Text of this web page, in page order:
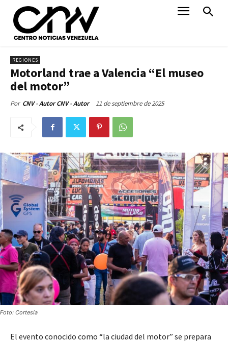
REGIONES
Motorland trae a Valencia “El museo
del motor”
Por CNV - Autor CNV - Autor 11 de septiembre de 2025
Foto: Cortesía
El evento conocido como “la ciudad del motor” se prepara